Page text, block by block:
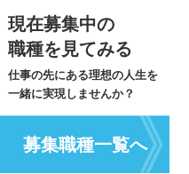
現在募集中の
職種を見てみる
仕事の先にある理想の人生を
一緒に実現しませんか？
募集職種一覧へ